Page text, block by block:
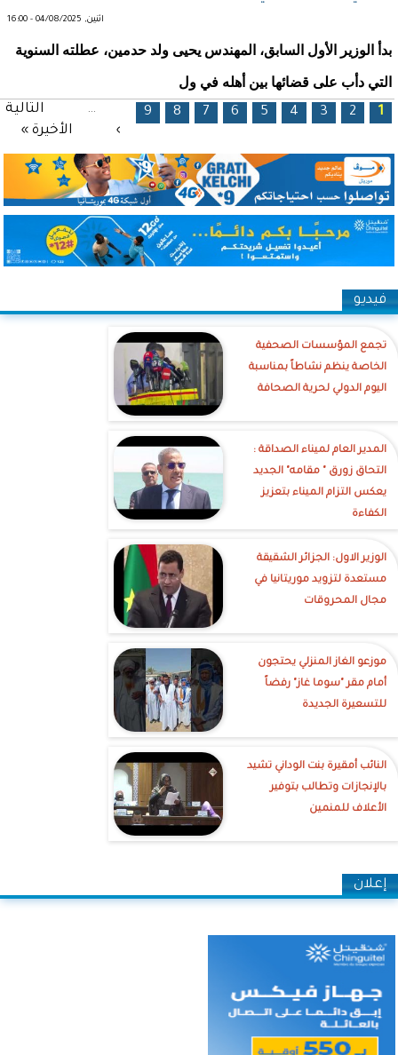
اثنين, 04/08/2025 - 16:00
بدأ الوزير الأول السابق، المهندس يحيى ولد حدمين، عطلته السنوية
التي دأب على قضائها بين أهله في ول
الصفحات
1
2
3
4
5
6
7
8
9
…
التالية
›
الأخيرة »
فيديو
تجمع المؤسسات الصحفية
الخاصة ينظم نشاطاً بمناسبة
اليوم الدولي لحرية الصحافة
‎المدير العام لميناء الصداقة :
التحاق زورق " مقامه" الجديد
يعكس التزام الميناء بتعزيز
الكفاءة
الوزير الاول: الجزائر الشقيقة
مستعدة لتزويد موريتانيا في
مجال المحروقات
موزعو الغاز المنزلي يحتجون
أمام مقر "سوما غاز" رفضاً
للتسعيرة الجديدة
النائب أمقيرة بنت الوداني تشيد
بالإنجازات وتطالب بتوفير
الأعلاف للمنمين
إعلان